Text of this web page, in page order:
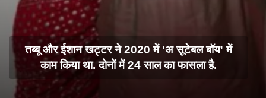
तब्बू और ईशान खट्टर ने 2020 में 'अ सूटेबल बॉय' में
काम किया था. दोनों में 24 साल का फासला है.